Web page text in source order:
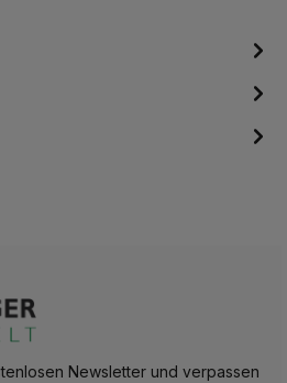
Newsletter und verpassen